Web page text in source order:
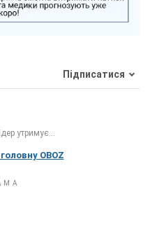
Підписатися
утримує...
OBOZ